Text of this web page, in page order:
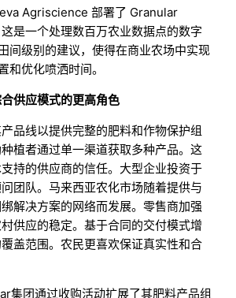
Agriscience 部署了 Granular
是一个处理数百万农业数据点的数字
间级别的建议，使得在商业农场中实现
和优化喷洒时间。
供应模式的更高角色
品线以提供完整的肥料和作物保护组
植者通过单一渠道获取多种产品。这
持的供应商的信任。大型企业投资于
团队。马来西亚农化市场随着提供与
解决方案的网络而发展。零售商加强
供应的稳定。基于合同的交付模式增
盖范围。农民更喜欢保证真实性和合
集团通过收购活动扩展了其肥料产品组